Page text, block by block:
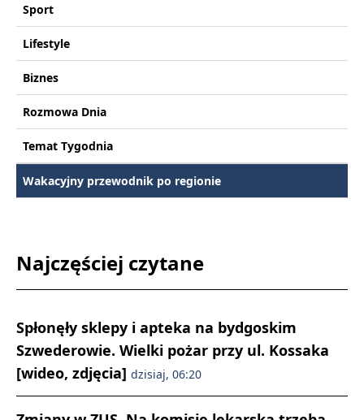
Sport
Lifestyle
Biznes
Rozmowa Dnia
Temat Tygodnia
Wakacyjny przewodnik po regionie
Najczęściej czytane
Spłonęły sklepy i apteka na bydgoskim
Szwederowie. Wielki pożar przy ul. Kossaka
[wideo, zdjęcia] dzisiaj, 06:20